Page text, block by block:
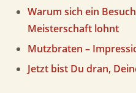
Warum sich ein
Meisterschaft lohnt
Mutzbraten –
Jetzt bist Du dran,